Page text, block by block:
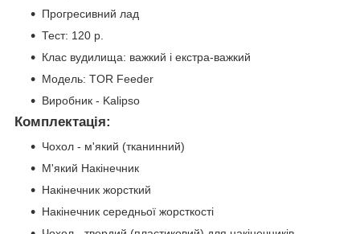
Прогресивний лад
Тест: 120 р.
Клас вудилища: важкий і екстра-важкий
Модель: TOR Feeder
Виробник - Kalipso
Комплектація:
Чохол - м'який (тканинний)
М'який Накінечник
Накінечник жорсткий
Накінечник середньої жорсткості